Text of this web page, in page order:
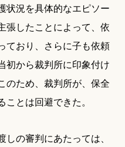
状況を具体的なエピソー
張したことによって、依
ており、さらに子も依頼
初から裁判所に印象付け
のため、裁判所が、保全
とは回避できた。
の審判にあたっては、